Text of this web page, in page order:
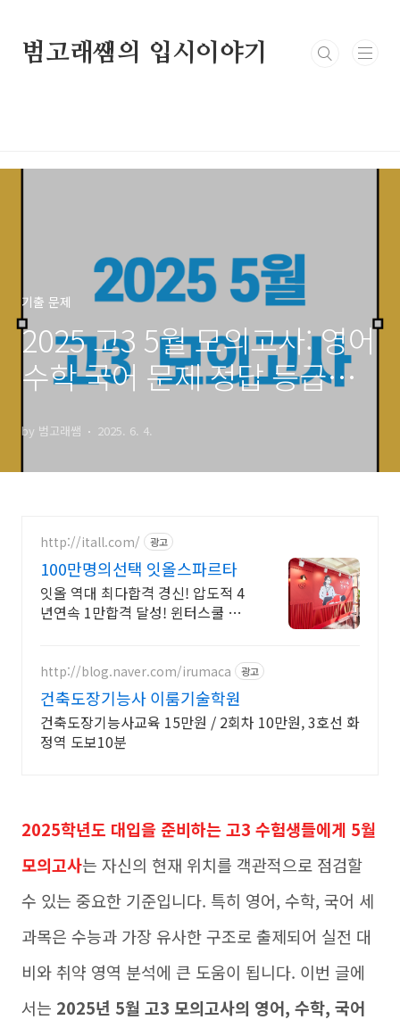
범고래쌤의 입시이야기
기출 문제
2025 고3 5월 모의고사: 영어
수학 국어 문제 정답 등급컷
by 범고래쌤 2025. 6. 4.
http://itall.com/ 광고
100만명의선택 잇올스파르타
잇올 역대 최다합격 경신! 압도적 4
년연속 1만합격 달성! 윈터스쿨 선
형 14년 노하우
http://blog.naver.com/irumaca 광고
건축도장기능사 이룸기술학원
건축도장기능사교육 15만원 / 2회차 10만원, 3호선 화
정역 도보10분
2025학년도 대입을 준비하는 고3 수험생들에게 5월
모의고사는 자신의 현재 위치를 객관적으로 점검할
수 있는 중요한 기준입니다. 특히 영어, 수학, 국어 세
과목은 수능과 가장 유사한 구조로 출제되어 실전 대
비와 취약 영역 분석에 큰 도움이 됩니다. 이번 글에
서는 2025년 5월 고3 모의고사의 영어, 수학, 국어